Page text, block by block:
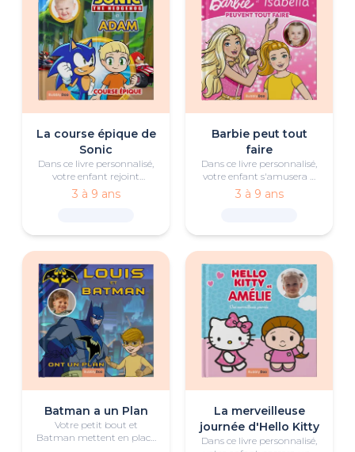
La course épique de
Sonic
Dans ce livre personnalisé,
votre enfant rejoint
l'Équipe Sonic pour une
course pleine d’action face
3 à 9 ans
Barbie peut tout
faire
Dans ce livre personnalisé,
votre enfant s'amusera à
découvrir des carrières
passionnantes aux côtés
3 à 9 ans
Batman a un Plan
Votre petit bout et
Batman mettent en place
La merveilleuse
journée d'Hello Kitty
Dans ce livre personnalisé,